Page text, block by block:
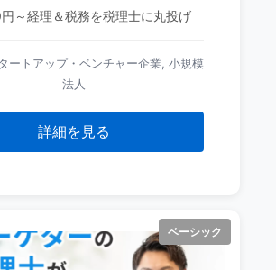
～経理＆税務を税理士に丸投げ
ートアップ・ベンチャー企業, 小規模
法人
詳細を見る
ベーシック